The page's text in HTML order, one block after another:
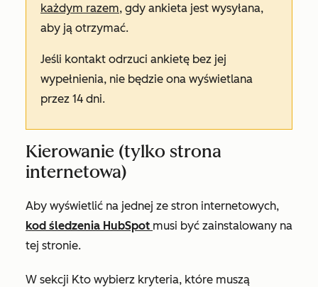
każdym razem, gdy ankieta jest wysyłana,
aby ją otrzymać.
Jeśli kontakt odrzuci ankietę bez jej
wypełnienia, nie będzie ona wyświetlana
przez 14 dni.
Kierowanie (tylko strona
internetowa)
Aby wyświetlić na jednej ze stron internetowych,
kod śledzenia HubSpot musi być zainstalowany na
tej stronie.
W sekcji Kto wybierz kryteria, które muszą